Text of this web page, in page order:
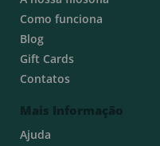
Como funciona
Blog
Gift Cards
Contatos
Mais Informação
Ajuda